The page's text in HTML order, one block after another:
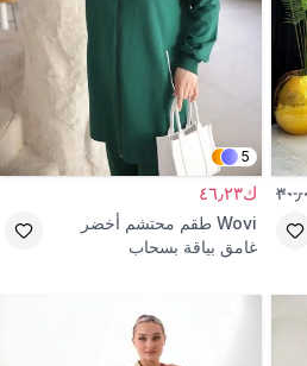
5
ك٤٦٫٢٣
Wovi طقم محتشم أخضر
غامق بياقة بسحاب